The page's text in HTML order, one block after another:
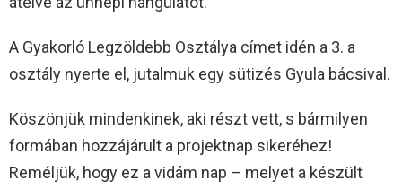
A Gyakorló Legzöldebb Osztálya címet idén a 3. a
osztály nyerte el, jutalmuk egy sütizés Gyula bácsival.
Köszönjük mindenkinek, aki részt vett, s bármilyen
formában hozzájárult a projektnap sikeréhez!
Reméljük, hogy ez a vidám nap – melyet a készült